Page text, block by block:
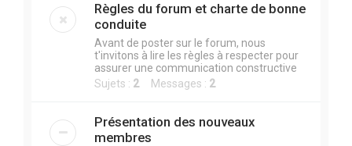
Règles du forum et charte de bonne
conduite
Avant de poster sur le forum, nous
t'invitons à lire les règles à respecter pour
assurer une communication constructive
Sujets : 2Messages : 2
Présentation des nouveaux
membres